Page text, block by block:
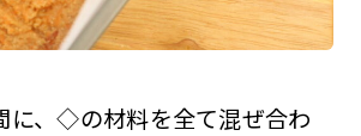
、◇の材料を全て混ぜ合わ